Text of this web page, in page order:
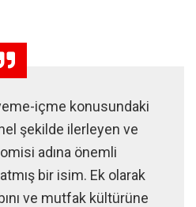
içme konusundaki
şekilde ilerleyen ve
adına önemli
bir isim. Ek olarak
ve mutfak kültürüne